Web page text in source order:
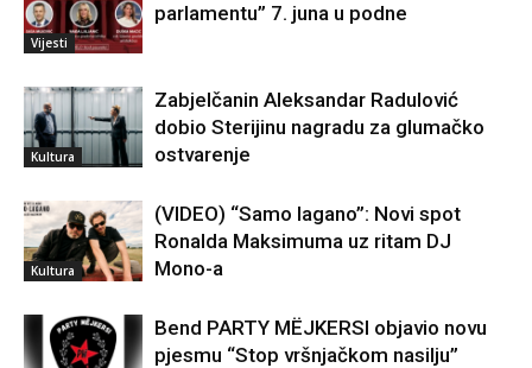
Vijesti
parlamentu” 7. juna u podne
Kultura
Zabjelčanin Aleksandar Radulović
dobio Sterijinu nagradu za glumačko
ostvarenje
Kultura
(VIDEO) “Samo lagano”: Novi spot
Ronalda Maksimuma uz ritam DJ
Mono-a
Bend PARTY MËJKERSI objavio novu
pjesmu “Stop vršnjačkom nasilju”